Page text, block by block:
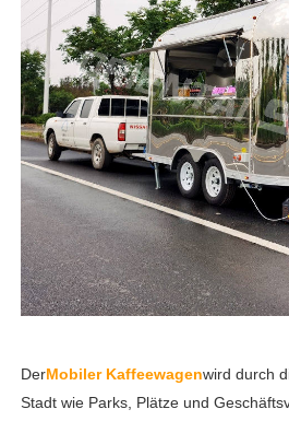
DerMobiler Kaffeewagenwird durch
Stadt wie Parks, Plätze und